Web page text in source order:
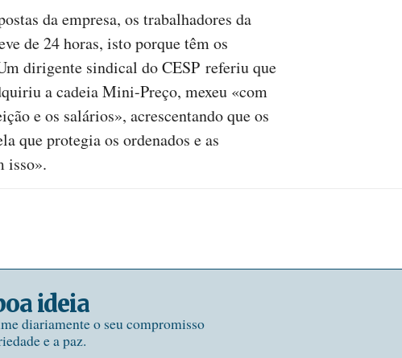
da empresa, os trabalhadores da
de 24 horas, isto porque têm os
dirigente sindical do CESP referiu que
a cadeia Mini-Preço, mexeu «com
e os salários», acrescentando que os
que protegia os ordenados e as
isso».
ideia
diariamente o seu compromisso
e a paz.